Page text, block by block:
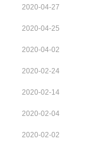
2020-04-27
2020-04-25
2020-04-02
2020-02-24
2020-02-14
2020-02-04
2020-02-02